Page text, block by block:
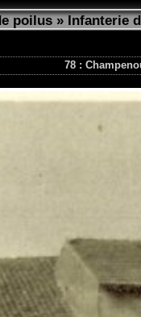
poilus»Infanterie
78 :